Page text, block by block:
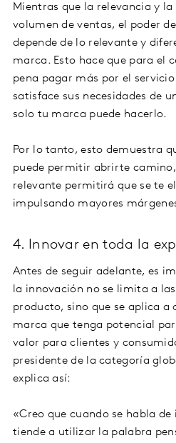
Mientras que la relevancia y
volumen de ventas, el poder
depende de lo relevante y
marca. Esto hace que para el
pena pagar más por el
satisface sus necesidades de
solo tu marca puede hacerlo.
Por lo tanto, esto demuestra
puede permitir abrirte
relevante permitirá que se te
impulsando mayores
4. Innovar en toda la
Antes de seguir adelante, es
la innovación no se limita a
producto, sino que se aplica a
marca que tenga potencial
valor para clientes y
presidente de la categoría
explica así:
«Creo que cuando se habla de
tiende a utilizar la palabra